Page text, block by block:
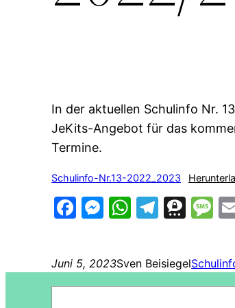
In der aktuellen Schulinfo Nr.
JeKits-Angebot für das
Termine.
Schulinfo-Nr.13-2022_2023
Facebook
Messenger
Juni 5, 2023Sven Beisiegel